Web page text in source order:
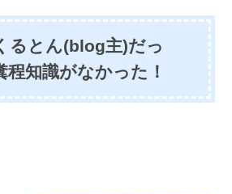
るとん(blog主)だっ
程知識がなかった！